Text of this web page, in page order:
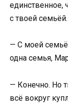
единственное,
с твоей семьёй.
— С моей
одна семья,
— Конечно. Но
всё вокруг